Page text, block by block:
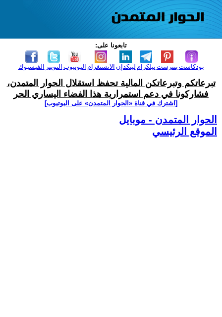
تابعونا على:
الفيسبوك التويتر اليوتيوب الانستغرام لينكدإن تيلكرامبنترست بودكاست
تبرعاتكم وتبرعاتكن المالية تحفظ استقلال الحوار المتمدن،
فشاركونا في دعم استمرارية هذا الفضاء اليساري الحر
[اشترك في قناة ‫«الحوار المتمدن» على اليوتيوب]
الحوار المتمدن - موبايل
الموقع الرئيسي